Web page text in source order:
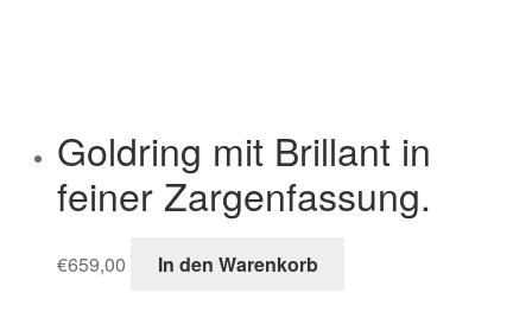
Goldring mit Brillant in
feiner Zargenfassung.
€659,00 In den Warenkorb